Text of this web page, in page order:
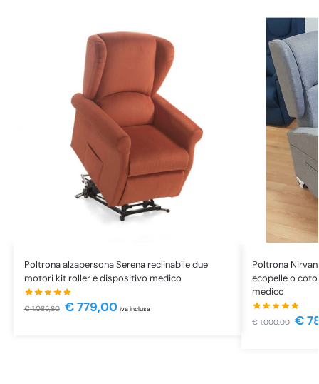
Poltrona alzapersona Serena reclinabile due
motori kit roller e dispositivo medico
€1.085,80 €779,00 iva inclusa
Poltrona
ecopelle o
medico
€1.000,00 €